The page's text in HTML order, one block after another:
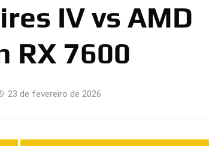
IV vs AMD
RX 7600
23 de fevereiro de 2026